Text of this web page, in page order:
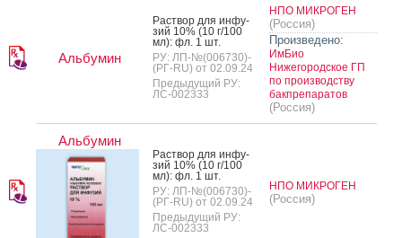
Альбумин
Рас­твор для ин­фу­
зий 10% (10 г/100
мл): фл. 1 шт.
РУ: ЛП-№(006730)-
(РГ-RU) от 02.09.24
Предыдущий РУ:
ЛС-002333
НПО МИКРОГЕН
(Россия)
Произведено:
ИмБио
Нижегородское ГП
по производству
бакпрепаратов
(Россия)
Альбумин
Рас­твор для ин­фу­
зий 10% (10 г/100
мл): фл. 1 шт.
РУ: ЛП-№(006730)-
(РГ-RU) от 02.09.24
Предыдущий РУ:
ЛС-002333
НПО МИКРОГЕН
(Россия)